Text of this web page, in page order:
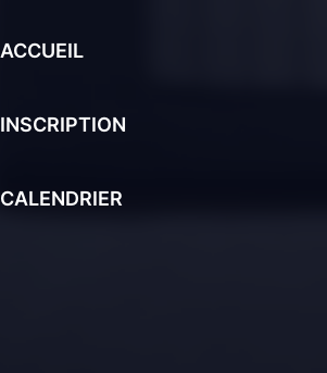
ACCUEIL
INSCRIPTION
CALENDRIER